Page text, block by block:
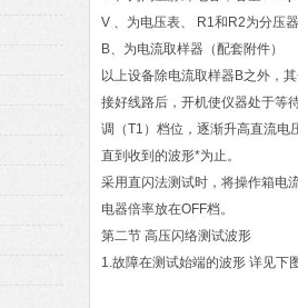
V 、为电压表、 R1和R2为分压器
B、为电流取样器（配套附件）
以上设备除电流取样器B之外，
接好线路后，开机使仪器处于等
调（T1）档位，逐渐升高直流电
直到收到的波形*为止。
采用直闪法测试时，将操作箱电
电器倍率放在OFF档。
第二节 高压闪络测试波形
1.故障在测试始端的波形 详见下